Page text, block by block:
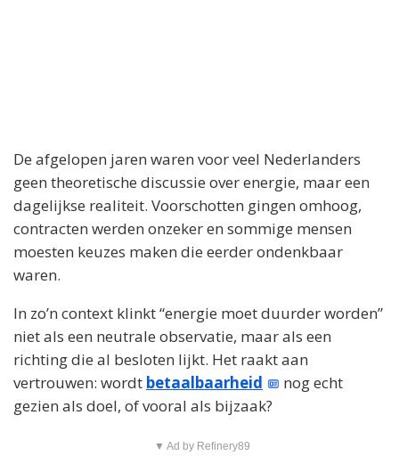
De afgelopen jaren waren voor veel Nederlanders
geen theoretische discussie over energie, maar een
dagelijkse realiteit. Voorschotten gingen omhoog,
contracten werden onzeker en sommige mensen
moesten keuzes maken die eerder ondenkbaar
waren.
In zo’n context klinkt “energie moet duurder worden”
niet als een neutrale observatie, maar als een
richting die al besloten lijkt. Het raakt aan
vertrouwen: wordt betaalbaarheid
nog echt
gezien als doel, of vooral als bijzaak?
▼ Ad by Refinery89